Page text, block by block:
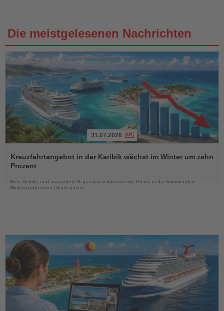
Die meistgelesenen Nachrichten
Sie
die
31.07.2026
Kreuzfahrtangebot in der Karibik wächst im Winter um zehn
Prozent
Mehr Schiffe und zusätzliche Kapazitäten könnten die Preise in der kommenden
Wintersaison unter Druck setzen